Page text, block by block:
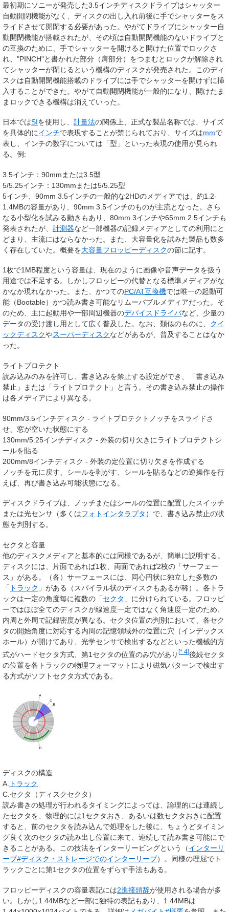
最初期にソニーが発売した3.5インチディスクドライブはシャッター
自動開閉機能がなく、ディスクの出し入れ前後に手でシャッターをス
ライドさせて開閉する必要があった。やがてドライブにシャッター自
動開閉機能が搭載されたが、その頃は自動開閉機能のないドライブと
の互換のために、手でシャッターを開けると開けた位置でロックさ
れ、"PINCH"と書かれた部分（肩部分）をつまむとロックが解除され
てシャッターが閉じるという機構のディスクが発売された。このディ
スクは自動開閉機能搭載のドライブには手でシャッターを開けずに挿
入することができた。やがて自動開閉機能が一般的になり、開けたま
まロックできる機構は消えていった。
日本ではSIを使用し、 計量法の関係上、正式な製品名称では、サイズ
を具体的にインチで表現することが禁じられており、サイズはmmで
表し、インチの数字については「型」といった表現の使用が見られ
る。例:
3.5インチ：90mmまたは3.5型
5/5.25インチ：130mmまたは5/5.25型
5インチ、90mm 3.5インチの一般的な2HDのメディアでは、約1.2-
1.4MBの容量があり、90mm 3.5インチのものが主流となった。さら
なる小型化を試みる動きもあり、80mm 3インチや65mm 2.5インチも
発表されたが、 計測器など一部機器の記録メディアとしての利用にと
どまり、主流にはならなかった。また、大容量化を試みた製品も数多
く存在していた。概要を大容量フロッピーディスクの節に記す。
1枚で1MB程度という容量は、現在のように画像や音声データを扱う
用途では不足する。しかしフロッピーの代替となる標準メディアがな
かなか現れなかった。また、かつてのPC/AT互換機では唯一の起動可
能（Bootable）かつ読み書き可能なリムーバブルメディアだった。そ
のため、主に起動用や一部周辺機器のデバイスドライバなど、少量の
データの受け渡し用として広く普及した。なお、類似のものに、 クイ
ックディスクやスーパーディスクなどがあるが、普及することはなか
った。
ライトプロテクト
読み込みのみを許可し、書き込みを禁止する設定ができ、「書き込み
禁止」または「ライトプロテクト」と言う。その書き込み禁止の操作
は各メディアにより異なる。
90mm/3.5インチディスク - ライトプロテクトノッチをスライドさ
せ、窓が空いた状態にする
130mm/5.25インチディスク - 外装の切り欠きにライトプロテクトシ
ールを貼る
200mm/8インチディスク - 外装の定位置に切り欠きを作成する
ノッチを元に戻す、シールを剥がす、シールを貼るなどの逆操作を行
えば、再び書き込み可能状態になる。
ディスクドライブは、ノッチまたはシールの位置に配置したスイッチ
または光センサ（多くはフォトインタラプタ ）で、書き込み禁止の状
態を判別する。
セクタと容量
他のディスクメディアと基本的には同様であるが、簡単に説明する。
ディスクには、片面であれば1枚、両面であれば2枚の「サーフェー
ス」がある。（各）サーフェースには、同心円状に独立した多数の
「 トラック 」がある（スパイラル状のディスクもあるが稀）。各トラ
ックは一定の角度毎に複数の「セクタ 」に分けられている。フロッピ
ーではほぼ全てのディスクが線速度一定ではなく角速度一定のため、
内周と外周で記録密度が異なる。セクタ位置の判別において、各セク
タの開始角度に対応する内周の記憶領域外の位置に穴（インデックス
ホール）が開けてあり、光学センサで検出するなどといった機械的方
式がハードセクタ方式、第1セクタの位置のみ穴があり [* 4]後続セクタ
の位置を各トラックの物理フォーマットにより磁気パターンで検出す
る方式がソフトセクタ方式である。
ディスクの構造
A. トラック
C.セクタ（ディスクセクタ）
読み書きの処理が行われるタイミングによっては、論理的には連続し
たセクタを、物理的には1セクタおき、あるいは数セクタおきに配置
すると、前のセクタを読み込んで処理をした後に、ちょうどタイミン
グ良く次のセクタの読み出し位置に来て、連続して読み書き可能にで
きることがある。この技法をインターリービングという（インターリ
ーブ#ディスク・ストレージでのインターリーブ）。同様の理屈でト
ラックごとに第1セクタの位置をずらす手法もある。
フロッピーディスクの容量表記には2進接頭辞が使用される場合が多
い。しかし1.44MBなど一部に独特の表記もあり、1.44MBは